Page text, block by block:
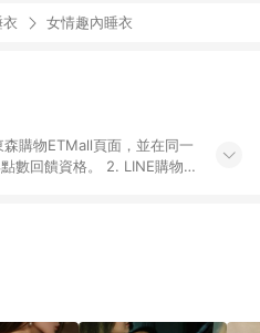
女情趣內睡衣
購物ETMall頁面，並在同一
數回饋資格。 2. LINE購物
買以下類別商品，將無法獲
」全館商品。 4. 如取消訂